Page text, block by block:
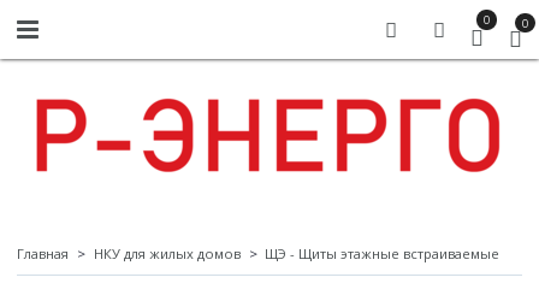
0 0
Главная НКУ для жилых домов ЩЭ - Щиты этажные встраиваемые